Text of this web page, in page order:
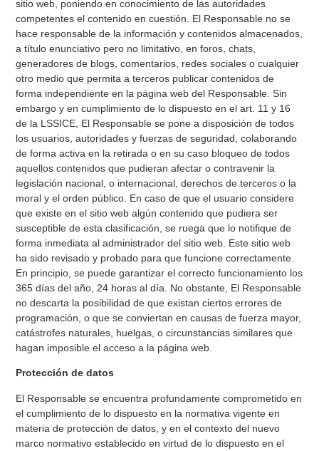
sitio web, poniendo en conocimiento de las autoridades
competentes el contenido en cuestión. El Responsable no se
hace responsable de la información y contenidos almacenados,
a título enunciativo pero no limitativo, en foros, chats,
generadores de blogs, comentarios, redes sociales o cualquier
otro medio que permita a terceros publicar contenidos de
forma independiente en la página web del Responsable. Sin
embargo y en cumplimiento de lo dispuesto en el art. 11 y 16
de la LSSICE, El Responsable se pone a disposición de todos
los usuarios, autoridades y fuerzas de seguridad, colaborando
de forma activa en la retirada o en su caso bloqueo de todos
aquellos contenidos que pudieran afectar o contravenir la
legislación nacional, o internacional, derechos de terceros o la
moral y el orden público. En caso de que el usuario considere
que existe en el sitio web algún contenido que pudiera ser
susceptible de esta clasificación, se ruega que lo notifique de
forma inmediata al administrador del sitio web. Este sitio web
ha sido revisado y probado para que funcione correctamente.
En principio, se puede garantizar el correcto funcionamiento los
365 días del año, 24 horas al día. No obstante, El Responsable
no descarta la posibilidad de que existan ciertos errores de
programación, o que se conviertan en causas de fuerza mayor,
catástrofes naturales, huelgas, o circunstancias similares que
hagan imposible el acceso a la página web.
Protección de datos
El Responsable se encuentra profundamente comprometido en
el cumplimiento de lo dispuesto en la normativa vigente en
materia de protección de datos, y en el contexto del nuevo
marco normativo establecido en virtud de lo dispuesto en el